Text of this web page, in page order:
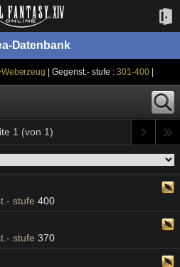
Datenbank
| Gegenst.- stufe :301-400
1 (von 1)
stufe 400
stufe 370